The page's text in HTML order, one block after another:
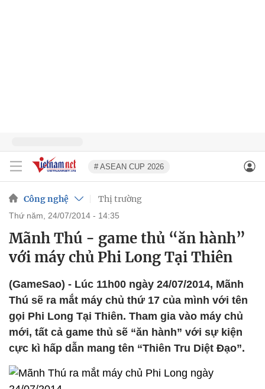
# ASEAN CUP 2026
Công nghệ Thị trường
thứ năm, 24/07/2014 - 14:35
Mãnh Thú - game thủ “ăn hành”
với máy chủ Phi Long Tại Thiên
(GameSao) - Lúc 11h00 ngày 24/07/2014, Mãnh
Thú sẽ ra mắt máy chủ thứ 17 của mình với tên
gọi Phi Long Tại Thiên. Tham gia vào máy chủ
mới, tất cả game thủ sẽ “ăn hành” với sự kiện
cực kì hấp dẫn mang tên “Thiên Tru Diệt Đạo”.